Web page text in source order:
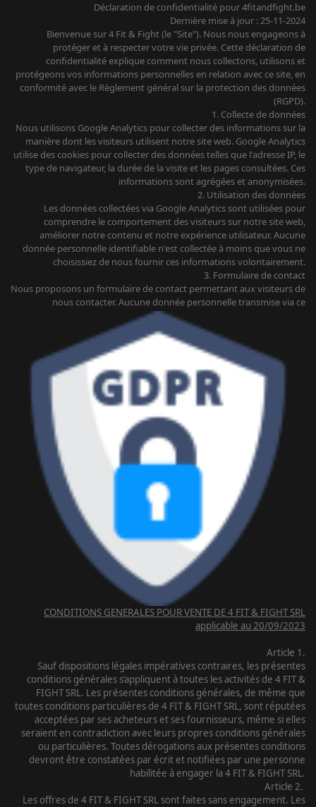
Déclaration de confidentialité pour 4fitandfight.be
Dernière mise à jour : 25-11-2024
Bienvenue sur 4 Fit & Fight (le "Site"). Nous nous engageons à
protéger et à respecter votre vie privée. Cette déclaration de
confidentialité explique comment nous collectons, utilisons et
protégeons vos informations personnelles en relation avec ce site, en
conformité avec le Règlement général sur la protection des données
(RGPD).
1. Collecte de données
Nous utilisons Google Analytics pour collecter des informations sur la
manière dont les visiteurs utilisent notre site web. Google Analytics
utilise des cookies pour collecter des données telles que l'adresse IP, le
type de navigateur, la durée de la visite et les pages consultées. Ces
informations sont agrégées et anonymisées.
2. Utilisation des données
Les données collectées via Google Analytics sont utilisées pour
comprendre le comportement des visiteurs sur notre site web,
améliorer notre contenu et notre expérience utilisateur. Aucune
donnée personnelle identifiable n'est collectée à moins que vous ne
choisissiez de nous fournir ces informations volontairement.
3. Formulaire de contact
Nous proposons un formulaire de contact permettant aux visiteurs de
nous contacter. Aucune donnée personnelle transmise via ce
formulaire n'est conservée ou partagée. Les informations fournies
dans ce formulaire sont uniquement utilisées pour répondre à votre
demande et sont ensuite supprimées.
4. Cookies
Nous utilisons des cookies pour améliorer l'expérience de navigation
sur notre site web. Vous pouvez gérer vos préférences en matière de
cookies en modifiant les paramètres de votre navigateur.
5. Vos droits
Conformément au RGPD, vous avez le droit d'accéder à vos données
personnelles, de les rectifier, de les supprimer, de vous opposer au
traitement ou de demander la limitation du traitement. Pour exercer
vos droits ou pour toute question liée à la confidentialité, veuillez
nous contacter à [Votre adresse e-mail de contact].
6. Sécurité des données
Nous prenons des mesures pour protéger vos données personnelles
contre tout accès non autorisé ou toute divulgation.
7. Modifications de la politique de confidentialité
Nous nous réservons le droit de modifier cette politique de
confidentialité à tout moment. Les modifications seront publiées sur
cette page avec la date de la dernière mise à jour.
En utilisant notre site web, vous consentez à notre politique de
confidentialité. Si vous n'acceptez pas cette politique, veuillez ne pas
utiliser notre site.
CONDITIONS GENERALES POUR VENTE DE 4 FIT & FIGHT SRL
applicable au 20/09/2023
Article 1.
Sauf dispositions légales impératives contraires, les présentes
conditions générales s’appliquent à toutes les activités de 4 FIT &
FIGHT SRL. Les présentes conditions générales, de même que
toutes conditions particulières de 4 FIT & FIGHT SRL, sont réputées
acceptées par ses acheteurs et ses fournisseurs, même si elles
seraient en contradiction avec leurs propres conditions générales
ou particulières. Toutes dérogations aux présentes conditions
devront être constatées par écrit et notifiées par une personne
habilitée à engager la 4 FIT & FIGHT SRL.
Article 2.
Les offres de 4 FIT & FIGHT SRL sont faites sans engagement. Les